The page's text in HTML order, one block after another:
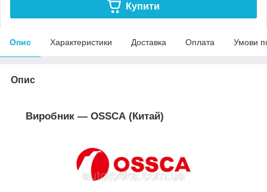
Купити
Опис Характеристики Доставка Оплата Умови
Опис
Виробник — OSSCA (Китай)